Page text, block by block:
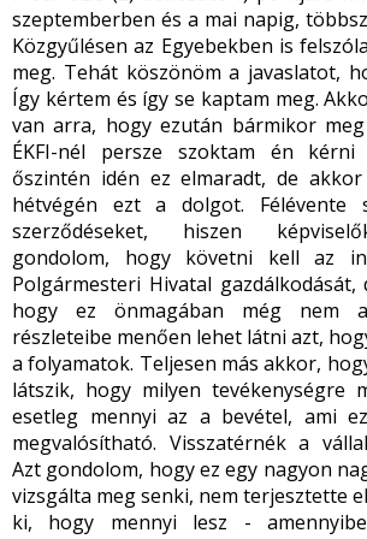
szeptemberben és a mai napig,
Közgyűlésen az Egyebekben is
meg. Tehát köszönöm a javaslatot,
Így kértem és így se kaptam meg.
van arra, hogy ezután bármikor
ÉKFI-nél persze szoktam én kérni
őszintén idén ez elmaradt, de
hétvégén ezt a dolgot. Félévente
szerződéseket, hiszen
gondolom, hogy követni kell az
Polgármesteri Hivatal
hogy ez önmagában még nem
részleteibe menően lehet látni azt,
a folyamatok. Teljesen más akkor,
látszik, hogy milyen tevékenységre
esetleg mennyi az a bevétel, ami
megvalósítható. Visszatérnék a
Azt gondolom, hogy ez egy nagyon
vizsgálta meg senki, nem terjesztette
ki, hogy mennyi lesz -